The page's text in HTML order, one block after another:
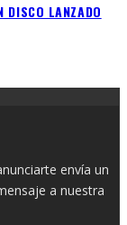
DISCO LANZADO
envía un
a nuestra